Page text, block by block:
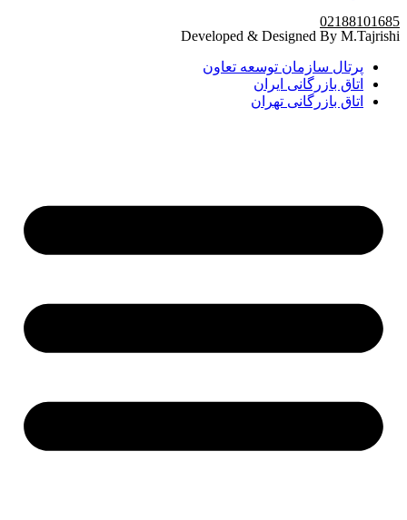
02188101685
Developed & Designed By M.Tajrishi
پرتال سازمان توسعه تعاون
اتاق بازرگانی ایران
اتاق بازرگانی تهران